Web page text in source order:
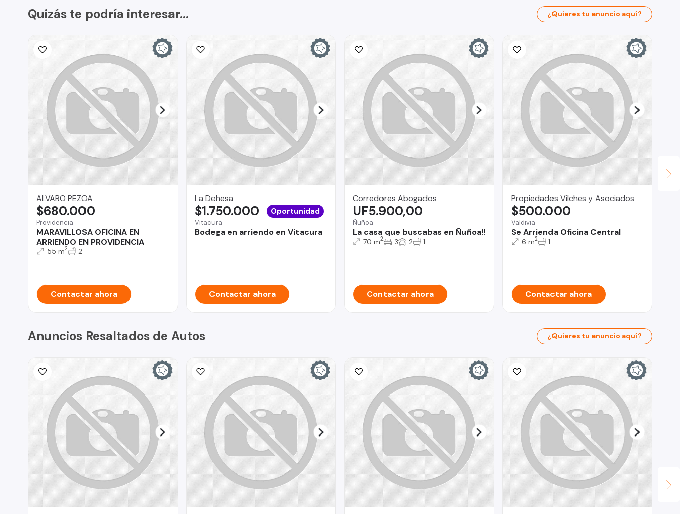
Quizás te podría interesar... ¿Quieres tu anuncio aquí?
ALVARO PEZOA
Providencia
MARAVILLOSA OFICINA EN
ARRIENDO EN PROVIDENCIA
$680.000
55 m2 2
Contactar ahora
La Dehesa
Vitacura
Bodega en arriendo en Vitacura
$1.750.000 Oportunidad
Contactar ahora
Corredores Abogados
Ñuñoa
La casa que buscabas en Ñuñoa!!
UF5.900,00
70 m2 3 2 1
Contactar ahora
Propiedades Vilches y Asociados
Valdivia
Se Arrienda Oficina Central
$500.000
6 m2 1
Contactar ahora
Anuncios Resaltados de Autos ¿Quieres tu anuncio aquí?